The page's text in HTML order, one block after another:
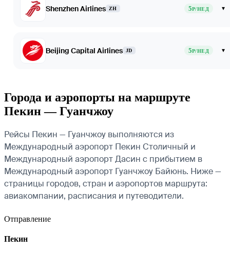
Shenzhen Airlines ZH 5Р/НЕД ▾
Beijing Capital Airlines JD 5Р/НЕД ▾
Города и аэропорты на маршруте
Пекин — Гуанчжоу
Рейсы Пекин — Гуанчжоу выполняются из
Международный аэропорт Пекин Столичный и
Международный аэропорт Дасин с прибытием в
Международный аэропорт Гуанчжоу Байюнь. Ниже —
страницы городов, стран и аэропортов маршрута:
авиакомпании, расписания и путеводители.
Отправление
Пекин